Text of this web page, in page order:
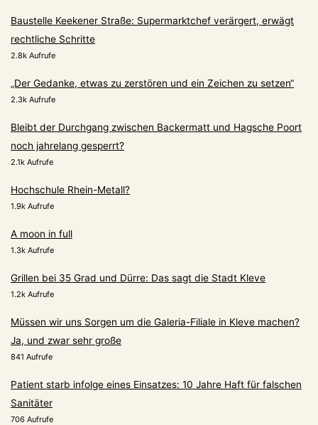
Baustelle Keekener Straße: Supermarktchef verärgert, erwägt
rechtliche Schritte
2.8k Aufrufe
„Der Gedanke, etwas zu zerstören und ein Zeichen zu setzen“
2.3k Aufrufe
Bleibt der Durchgang zwischen Backermatt und Hagsche Poort
noch jahrelang gesperrt?
2.1k Aufrufe
Hochschule Rhein-Metall?
1.9k Aufrufe
A moon in full
1.3k Aufrufe
Grillen bei 35 Grad und Dürre: Das sagt die Stadt Kleve
1.2k Aufrufe
Müssen wir uns Sorgen um die Galeria-Filiale in Kleve machen?
Ja, und zwar sehr große
841 Aufrufe
Patient starb infolge eines Einsatzes: 10 Jahre Haft für falschen
Sanitäter
706 Aufrufe